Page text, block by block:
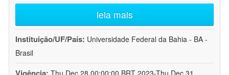
leia mais
Instituição/UF/País: Universidade Federal da Bahia - BA -
Brasil